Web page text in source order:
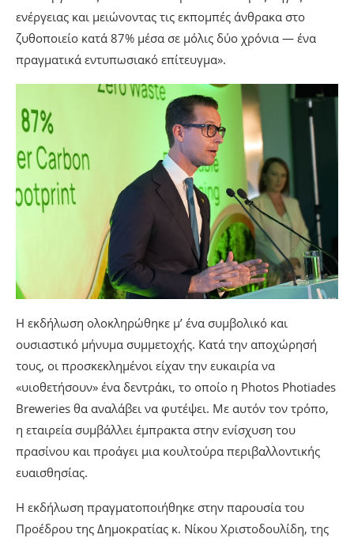
ενέργειας και μειώνοντας τις εκπομπές άνθρακα στο
ζυθοποιείο κατά 87% μέσα σε μόλις δύο χρόνια — ένα
πραγματικά εντυπωσιακό επίτευγμα».
Η εκδήλωση ολοκληρώθηκε μ’ ένα συμβολικό και
ουσιαστικό μήνυμα συμμετοχής. Κατά την αποχώρησή
τους, οι προσκεκλημένοι είχαν την ευκαιρία να
«υιοθετήσουν» ένα δεντράκι, το οποίο η Photos Photiades
Breweries θα αναλάβει να φυτέψει. Με αυτόν τον τρόπο,
η εταιρεία συμβάλλει έμπρακτα στην ενίσχυση του
πρασίνου και προάγει μια κουλτούρα περιβαλλοντικής
ευαισθησίας.
Η εκδήλωση πραγματοποιήθηκε στην παρουσία του
Προέδρου της Δημοκρατίας κ. Νίκου Χριστοδουλίδη, της